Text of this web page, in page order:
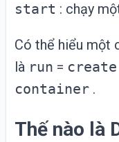
start : chạy
Có thể hiểu một
là run =
container .
Thế nào là